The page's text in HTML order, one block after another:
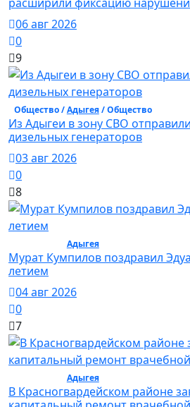
06 авг 2026
0
9
Общество /Адыгея/ Общество
Из Адыгеи в зону СВО
дизельных генераторов
03 авг 2026
0
8
Адыгея/ Общество
Мурат Кумпилов поздравил
летием
04 авг 2026
0
7
Адыгея/ Общество
В Красногвардейском районе